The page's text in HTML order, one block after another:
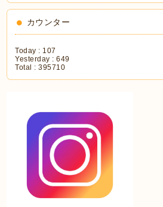
カウンター
Today : 107
Yesterday :649
Total :395710